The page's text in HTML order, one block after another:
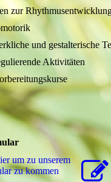
zur
und gestalterische
Aktivitäten
um zu unserem
zu kommen